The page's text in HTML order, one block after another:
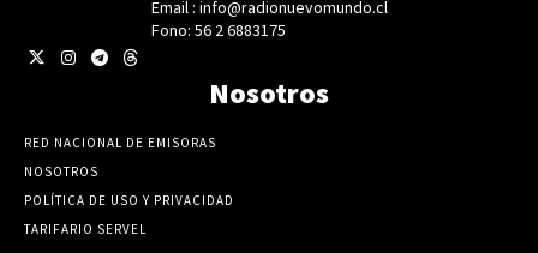
Email : info@radionuevomundo.cl
Fono: 56 2 6883175
Nosotros
RED NACIONAL DE EMISORAS
NOSOTROS
POLÍTICA DE USO Y PRIVACIDAD
TARIFARIO SERVEL